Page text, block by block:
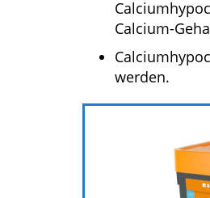
Calcium-
werden.